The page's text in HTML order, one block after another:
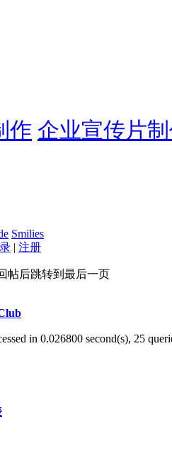
作 企业宣传片
Smilies
| 注册
帖后跳转到最后一页
in 0.026800 second(s), 25